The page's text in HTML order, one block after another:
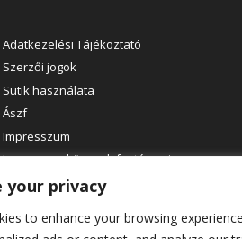
your privacy
to enhance your browsing
Adatkezelési Tájékoztató
Szerzői jogok
Sütik használata
Ászf
Impresszum
Ingyenes e-könyvek festészeti
Rólunk